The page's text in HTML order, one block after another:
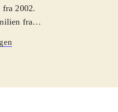
2002.
fra
som er